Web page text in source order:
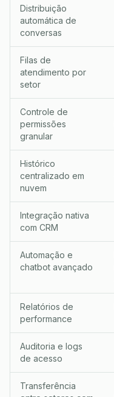
Distribuição
automática de
conversas
Filas de
atendimento por
setor
Controle de
permissões
granular
Histórico
centralizado em
nuvem
Integração nativa
com CRM
Automação e
chatbot avançado
Relatórios de
performance
Auditoria e logs
de acesso
Transferência